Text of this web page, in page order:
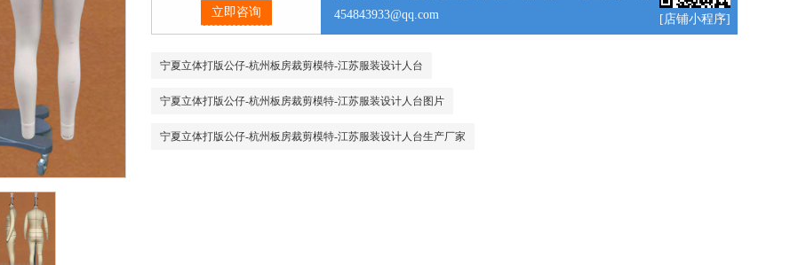
立即咨询
201454843933@qq.com [店铺小程序]
宁夏立体打版公仔-杭州板房裁剪模特-江苏服装设计人台
宁夏立体打版公仔-杭州板房裁剪模特-江苏服装设计人台图片
宁夏立体打版公仔-杭州板房裁剪模特-江苏服装设计人台生产厂家